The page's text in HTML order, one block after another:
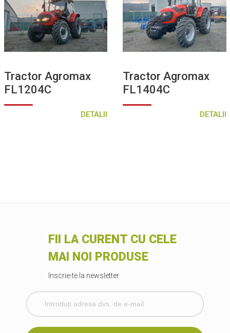
Tractor Agromax
FL1204C
DETALII
Tractor Agromax
FL1404C
DETALII
FII LA CURENT CU CELE
MAI NOI PRODUSE
Inscrie-te la newsletter